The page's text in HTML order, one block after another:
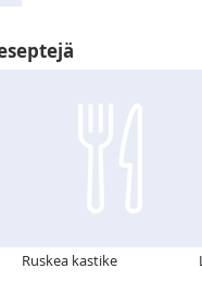
Ruskea kastike